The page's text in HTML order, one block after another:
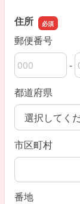
住所
郵便番号
郵便番号の上3
-
郵便番号の下4
都道府県
市区町村
番地